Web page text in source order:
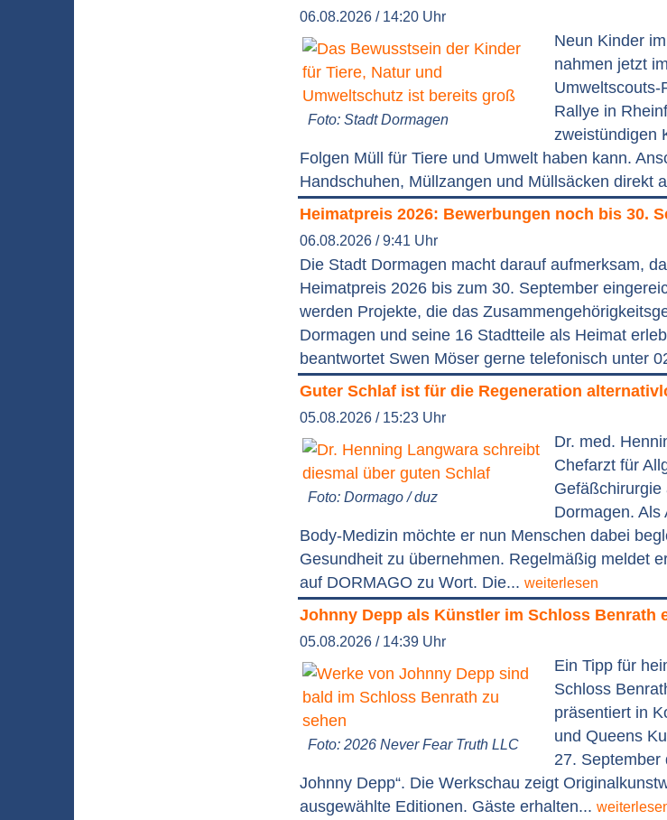
06.08.2026 / 14:20 Uhr
Foto: Stadt Dormagen
Neun Kinder
nahmen jetzt
Umweltscouts-
Rallye in
zweistündigen
Folgen Müll für Tiere und Umwelt haben kann.
Handschuhen, Müllzangen und Müllsäcken direkt
Heimatpreis 2026: Bewerbungen noch bis 30.
06.08.2026 / 9:41 Uhr
Die Stadt Dormagen macht darauf aufmerksam,
Heimatpreis 2026 bis zum 30. September
werden Projekte, die das
Dormagen und seine 16 Stadtteile als Heimat
beantwortet Swen Möser gerne telefonisch unter
Guter Schlaf ist für die Regeneration
05.08.2026 / 15:23 Uhr
Foto: Dormago / duz
Dr. med.
Chefarzt für
Gefäßchirurgie
Dormagen. Als
Body-Medizin möchte er nun Menschen dabei
Gesundheit zu übernehmen. Regelmäßig meldet
auf DORMAGO zu Wort. Die... weiterlesen
Johnny Depp als Künstler im Schloss Benrath
05.08.2026 / 14:39 Uhr
Foto: 2026 Never Fear Truth LLC
Ein Tipp für
Schloss
präsentiert in
und Queens
27. September
Johnny Depp“. Die Werkschau zeigt
ausgewählte Editionen. Gäste erhalten...